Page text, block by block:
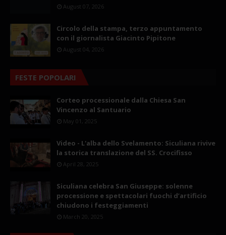
August 07, 2026
Circolo della stampa, terzo appuntamento
con il giornalista Giacinto Pipitone
August 04, 2026
FESTE POPOLARI
Corteo processionale dalla Chiesa San
Vincenzo al Santuario
May 01, 2025
Video - L'alba dello Svelamento: Siculiana rivive
la storica translazione del SS. Crocifisso
April 28, 2025
Siculiana celebra San Giuseppe: solenne
processione e spettacolari fuochi d’artificio
chiudono i festeggiamenti
March 20, 2025